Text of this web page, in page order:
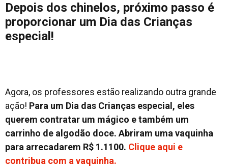
Depois dos chinelos, próximo passo é
proporcionar um Dia das Crianças
especial!
Agora, os professores estão realizando outra grande
ação! Para um Dia das Crianças especial, eles
querem contratar um mágico e também um
carrinho de algodão doce. Abriram uma vaquinha
para arrecadarem R$ 1.1100. Clique aqui e
contribua com a vaquinha.